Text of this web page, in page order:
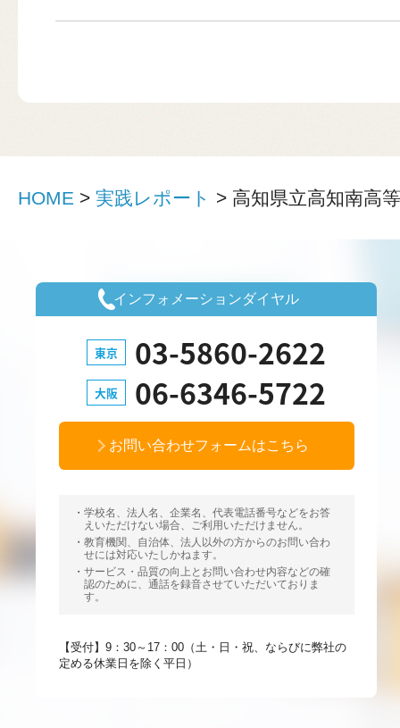
HOME > 実践レポート > 高知県立高知南高
インフォメーションダイヤル
東京 03-5860-2622
大阪 06-6346-5722
お問い合わせフォームはこちら
学校名、法人名、企業名、代表電話番号などをお答
えいただけない場合、ご利用いただけません。
教育機関、自治体、法人以外の方からのお問い合わ
せには対応いたしかねます。
サービス・品質の向上とお問い合わせ内容などの確
認のために、通話を録音させていただいておりま
す。
【受付】9：30～17：00（土・日・祝、ならびに弊社の
定める休業日を除く平日）